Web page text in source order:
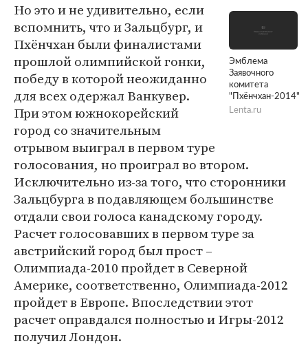
Эмблема
Заявочного
комитета
"Пхёнчхан-2014"
Lenta.ru
Но это и не удивительно, если
вспомнить, что и Зальцбург, и
Пхёнчхан были финалистами
прошлой олимпийской гонки,
победу в которой неожиданно
для всех одержал Ванкувер.
При этом южнокорейский
город со значительным
отрывом выиграл в первом туре
голосования, но проиграл во втором.
Исключительно из-за того, что сторонники
Зальцбурга в подавляющем большинстве
отдали свои голоса канадскому городу.
Расчет голосовавших в первом туре за
австрийский город был прост –
Олимпиада-2010 пройдет в Северной
Америке, соответственно, Олимпиада-2012
пройдет в Европе. Впоследствии этот
расчет оправдался полностью и Игры-2012
получил Лондон.